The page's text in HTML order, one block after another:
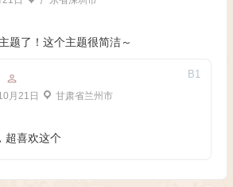
题了！这个主题很简洁～
月21日 甘肃省兰州市
B1
超喜欢这个